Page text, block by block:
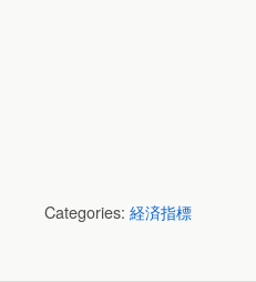
Categories: 経済指標